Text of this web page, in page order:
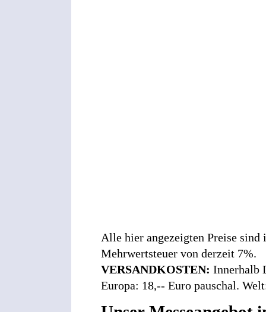
Alle hier angezeigten Preise
Mehrwertsteuer von derzeit 7%.
VERSANDKOSTEN: Innerhalb
Europa: 18,-- Euro pauschal.